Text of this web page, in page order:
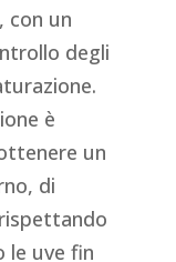
con un
degli
è
un
di
le uve fin